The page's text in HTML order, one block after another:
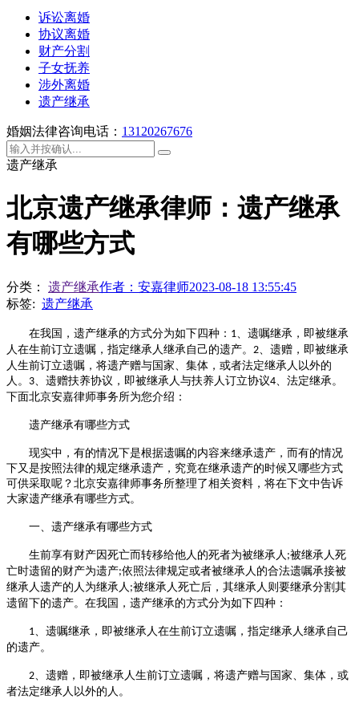
诉讼离婚
协议离婚
财产分割
子女抚养
涉外离婚
遗产继承
婚姻法律咨询电话： 13120267676
遗产继承
北京遗产继承律师：遗产继承
有哪些方式
分类： 遗产继承作者： 安嘉律师2023-08-18 13:55:45
标签: 遗产继承
在我国，遗产继承的方式分为如下四种： 1 、遗嘱继承，即被继承
人在生前订立遗嘱，指定继承人继承自己的遗产。 2 、遗赠，即被继承
人生前订立遗嘱，将遗产赠与国家、集体，或者法定继承人以外的
人。 3 、遗赠扶养协议，即被继承人与扶养人订立协议4 、法定继承。
下面北京安嘉律师事务所为您介绍：
遗产继承有哪些方式
现实中，有的情况下是根据遗嘱的内容来继承遗产，而有的情况
下又是按照法律的规定继承遗产，究竟在继承遗产的时候又哪些方式
可供采取呢？ 北京安嘉律师事务所整理了相关资料，将在下文中告诉
大家遗产继承有哪些方式。
一、遗产继承有哪些方式
生前享有财产因死亡而转移给他人的死者为被继承人 ;被继承人死
亡时遗留的财产为遗产;依照法律规定或者被继承人的合法遗嘱承接被
继承人遗产的人为继承人 ;被继承人死亡后，其继承人则要继承分割其
遗留下的遗产。在我国，遗产继承的方式分为如下四种：
1 、遗嘱继承，即被继承人在生前订立遗嘱，指定继承人继承自己
的遗产。
2 、遗赠，即被继承人生前订立遗嘱，将遗产赠与国家、集体，或
者法定继承人以外的人。